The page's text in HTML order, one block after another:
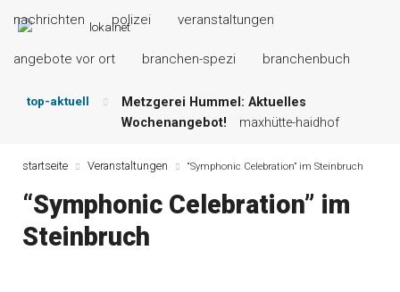
nachrichten polizei veranstaltungen
angebote vor ort branchen-spezi branchenbuch
top-aktuell
Metzgerei Hummel: Aktuelles
Wochenangebot!
maxhütte-haidhof
Grillspezialitäten u.v.m.!
kallmünz
und mehr …
burglengenfeld
Der „deutsche Michel“ muss nun
zahlen!
startseite Veranstaltungen “Symphonic Celebration” im Steinbruch
“Symphonic Celebration” im
Steinbruch